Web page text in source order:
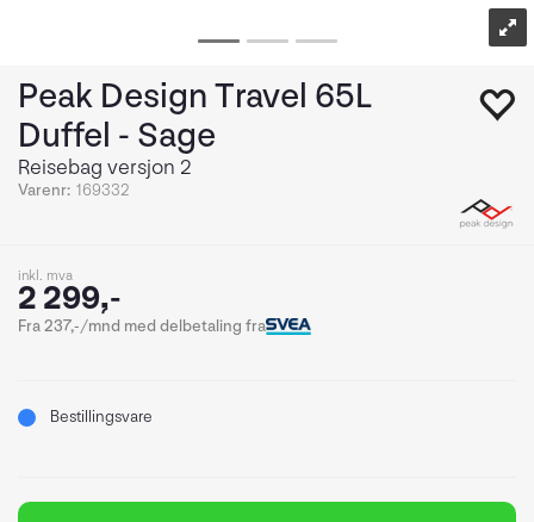
Peak Design Travel 65L
Duffel - Sage
Reisebag versjon 2
Varenr: 169332
inkl. mva
2 299,-
Fra 237,-/mnd med delbetaling fra
Bestillingsvare